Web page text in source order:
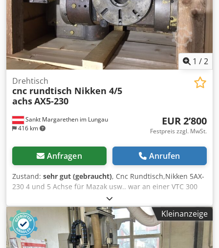
Ausleger 1250 x 650 mm mit digitaler Winkelanzeige
Ablänganschlag 3200 mm schwenkbar 90° - 45° Quick-Lock
Schnellwechselsystem für das Hauptsägeblatt Dodpfx
Acjzp Nw Ij Uekr
1 /2
Sankt Margarethen im Lungau
416 km
Drehtisch
cnc rundtisch Nikken 4/5
achsAX5-230
EUR 2’800
Festpreis zzgl. MwSt.
Anfragen Anrufen
Zustand: sehr gut (gebraucht), Cnc Rundtisch,Nikken 5AX-
230 4 und 5 Achse für Mazak usw.. war an einer VTC 300
angebaut, wegen Neumaschine 5 achs nun abzugeben,
Dkedop U Umkspfx Ac Usr
Kleinanzeige